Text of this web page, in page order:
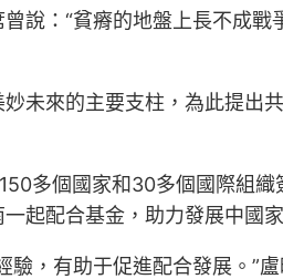
說：“貧瘠的地盤上長不成
未來的主要支柱，為此提出
多個國家和30多個國際組
起配合基金，助力發展中國
，有助于促進配合發展。”